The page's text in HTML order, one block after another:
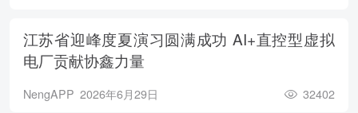
江苏省迎峰度夏演习圆满成功 AI+直控型虚拟
电厂贡献协鑫力量
NengAPP 2026年6月29日 32402